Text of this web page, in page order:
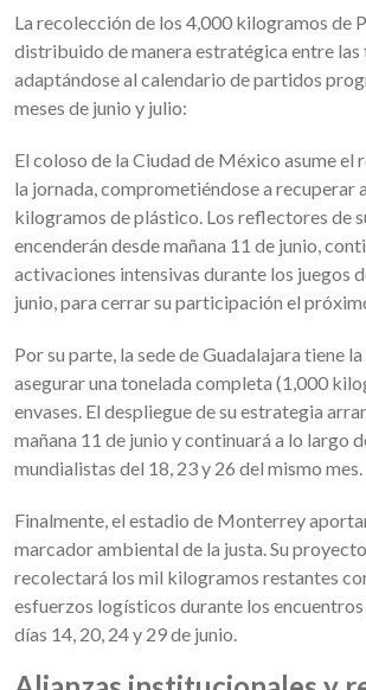
La recolección de los 4,000 kilogramos de
distribuido de manera estratégica entre las
adaptándose al calendario de partidos
meses de junio y julio:
El coloso de la Ciudad de México asume el
la jornada, comprometiéndose a recuperar
kilogramos de plástico. Los reflectores de
encenderán desde mañana 11 de junio,
activaciones intensivas durante los juegos
junio, para cerrar su participación el
Por su parte, la sede de Guadalajara tiene
asegurar una tonelada completa (1,000
envases. El despliegue de su estrategia
mañana 11 de junio y continuará a lo largo
mundialistas del 18, 23 y 26 del mismo mes.
Finalmente, el estadio de Monterrey
marcador ambiental de la justa. Su
recolectará los mil kilogramos restantes
esfuerzos logísticos durante los
días 14, 20, 24 y 29 de junio.